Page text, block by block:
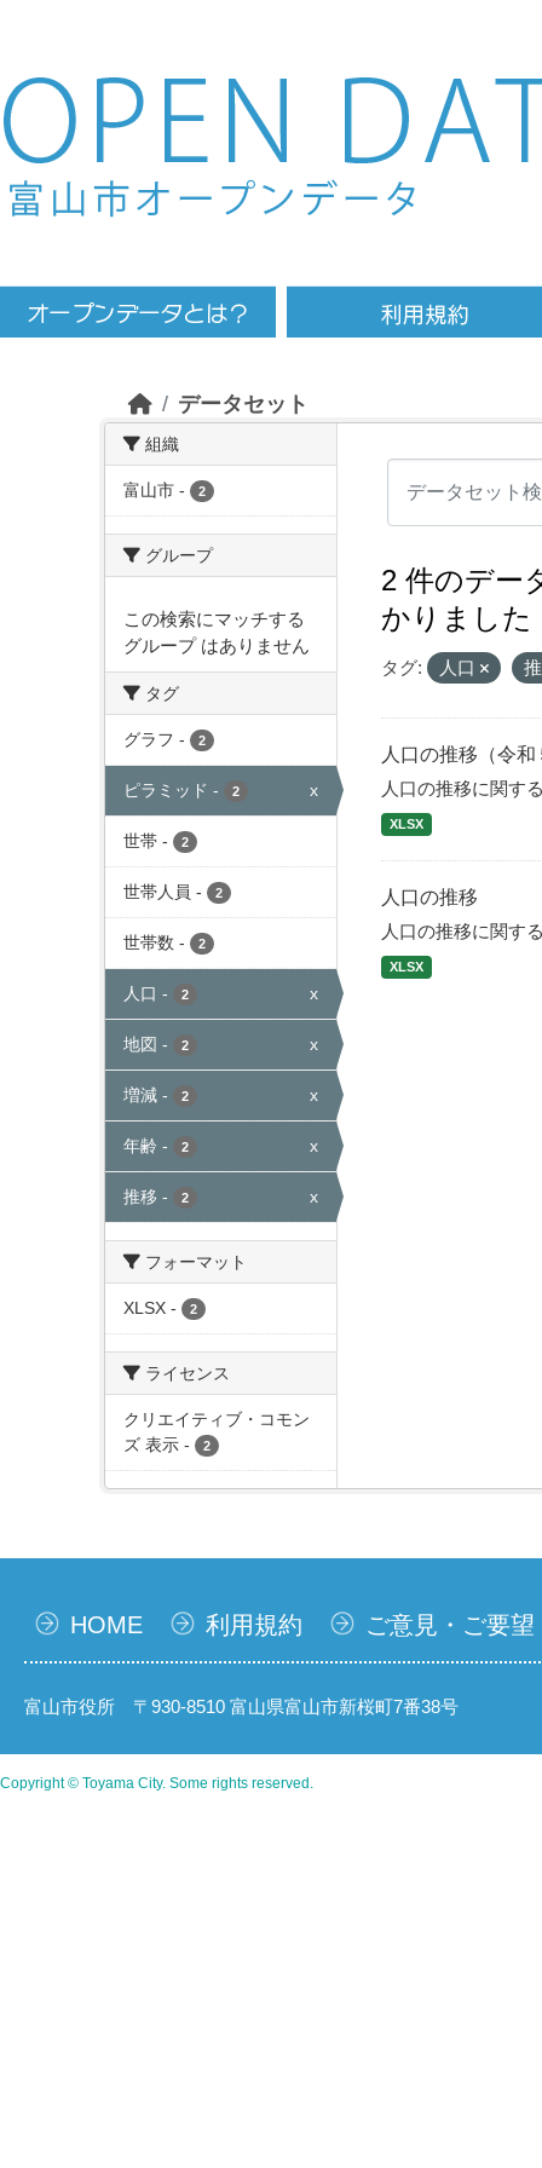
Skip to main content
データセット
組織
富山市 - 2
グループ
この検索にマッチする
グループ はありません
タグ
グラフ - 2
ピラミッド - 2 x
世帯 - 2
世帯人員 - 2
世帯数 - 2
人口 - 2 x
地図 - 2 x
増減 - 2 x
年齢 - 2 x
推移 - 2 x
フォーマット
XLSX - 2
ライセンス
クリエイティブ・コモン
ズ 表示 - 2
2 件のデー
かりました
タグ: 人口
人口の推移（令和
人口の推移に関す
XLSX
人口の推移
人口の推移に関す
XLSX
HOME 利用規約 ご意見・ご要望
富山市役所 〒930-8510 富山県富山市新桜町7番38号
Copyright © Toyama City. Some rights reserved.